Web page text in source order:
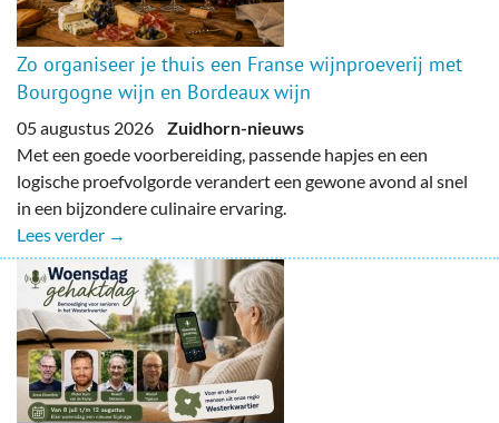
Zo organiseer je thuis een Franse wijnproeverij met
Bourgogne wijn en Bordeaux wijn
05 augustus 2026 Zuidhorn-nieuws
Met een goede voorbereiding, passende hapjes en een
logische proefvolgorde verandert een gewone avond al snel
in een bijzondere culinaire ervaring.
Lees verder →